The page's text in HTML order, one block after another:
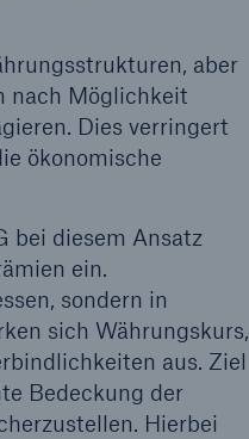
aber
nach Möglichkeit
Dies verringert
ökonomische
bei diesem Ansatz
ein.
sondern in
sich Währungskurs,
aus. Ziel
Bedeckung der
Hierbei